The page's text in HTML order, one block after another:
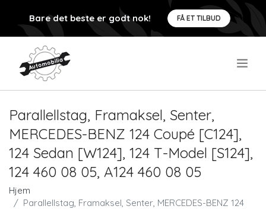
Bare det beste er godt nok! FÅ ET TILBUD
Parallellstag, Framaksel, Senter,
MERCEDES-BENZ 124 Coupé [C124],
124 Sedan [W124], 124 T-Model [S124],
124 460 08 05, A124 460 08 05
Hjem
Parallellstag, Framaksel, Senter, MERCEDES-BENZ 124